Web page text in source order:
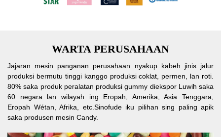
WARTA PERUSAHAAN
Jajaran mesin panganan perusahaan nyakup kabeh jinis jalur
produksi bermutu tinggi kanggo produksi coklat, permen, lan roti.
80% saka produk peralatan produksi gummy diekspor Luwih saka
60 negara lan wilayah ing Eropah, Amerika, Asia Tenggara,
Eropah Wétan, Afrika, etc.Sinofude iku pilihan sing paling apik
saka produsen mesin Candy.